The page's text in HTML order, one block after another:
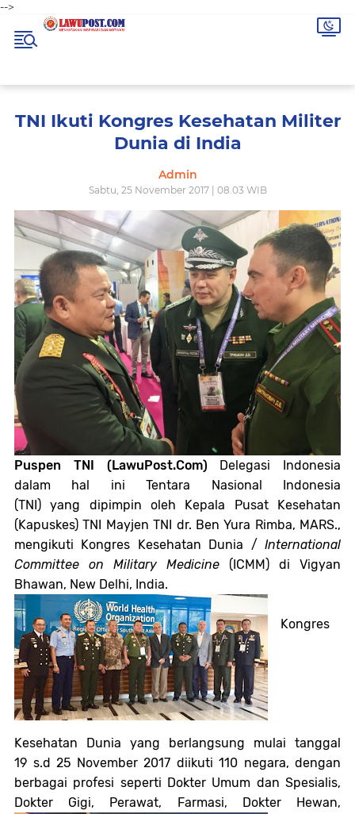
-->
TNI Ikuti Kongres Kesehatan Militer
Dunia di India
Admin
Sabtu, 25 November 2017 | 08.03 WIB
Puspen TNI (LawuPost.Com) Delegasi Indonesia
dalam hal ini Tentara Nasional Indonesia
(TNI) yang dipimpin oleh Kepala Pusat Kesehatan
(Kapuskes) TNI Mayjen TNI dr. Ben Yura Rimba, MARS.,
mengikuti Kongres Kesehatan Dunia / International
Committee on Military Medicine (ICMM) di Vigyan
Bhawan, New Delhi, India.
Kongres
Kesehatan Dunia yang berlangsung mulai tanggal
19 s.d 25 November 2017 diikuti 110 negara, dengan
berbagai profesi seperti Dokter Umum dan Spesialis,
Dokter Gigi, Perawat, Farmasi, Dokter Hewan,